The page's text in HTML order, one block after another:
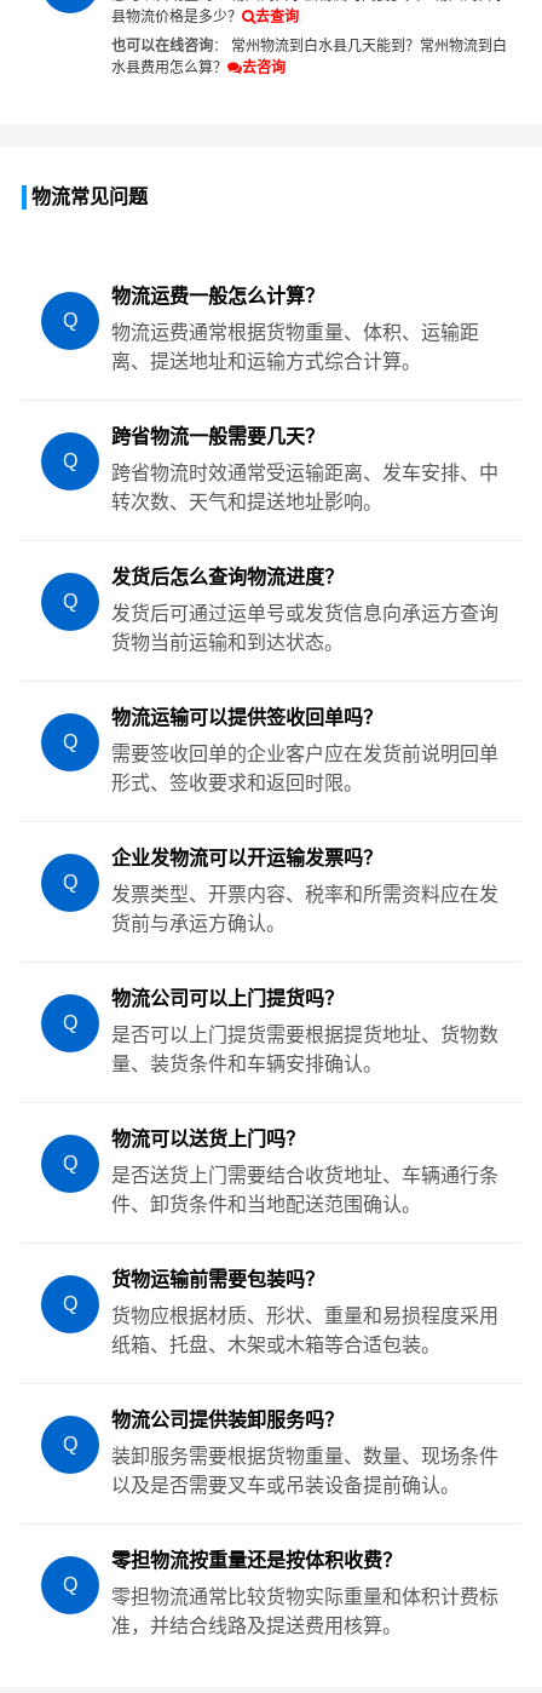
县物流价格是多少？
去查询
也可以在线咨询： 常州物流到白水县几天能到？ 常州物流到白
水县费用怎么算？
去咨询
物流常见问题
Q
物流运费一般怎么计算？
物流运费通常根据货物重量、体积、运输距
离、提送地址和运输方式综合计算。
Q
跨省物流一般需要几天？
跨省物流时效通常受运输距离、发车安排、中
转次数、天气和提送地址影响。
Q
发货后怎么查询物流进度？
发货后可通过运单号或发货信息向承运方查询
货物当前运输和到达状态。
Q
物流运输可以提供签收回单吗？
需要签收回单的企业客户应在发货前说明回单
形式、签收要求和返回时限。
Q
企业发物流可以开运输发票吗？
发票类型、开票内容、税率和所需资料应在发
货前与承运方确认。
Q
物流公司可以上门提货吗？
是否可以上门提货需要根据提货地址、货物数
量、装货条件和车辆安排确认。
Q
物流可以送货上门吗？
是否送货上门需要结合收货地址、车辆通行条
件、卸货条件和当地配送范围确认。
Q
货物运输前需要包装吗？
货物应根据材质、形状、重量和易损程度采用
纸箱、托盘、木架或木箱等合适包装。
Q
物流公司提供装卸服务吗？
装卸服务需要根据货物重量、数量、现场条件
以及是否需要叉车或吊装设备提前确认。
Q
零担物流按重量还是按体积收费？
零担物流通常比较货物实际重量和体积计费标
准，并结合线路及提送费用核算。